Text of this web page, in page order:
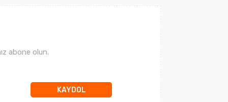
abone olun.
KAYDOL